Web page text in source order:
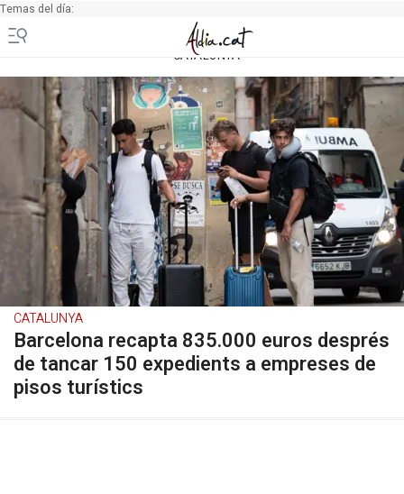
Temas del día:
CATALUNYA
CATALUNYA
Barcelona recapta 835.000 euros després
de tancar 150 expedients a empreses de
pisos turístics